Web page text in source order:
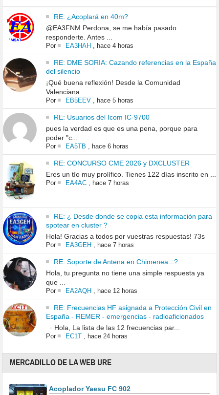
RE: ¿Acoplará en 40m?
@EA3FNM Perdona, se me había pasado
responderte. Antes ...
Por EA3HAH, hace 4 horas
RE: DME SORIA: Cazando referencias en la España
del silencio
¡Qué buena reflexión! Desde la Comunidad
Valenciana...
Por EB5EEV, hace 5 horas
RE: Usuarios del Icom IC-9700
pues la verdad es que es una pena, porque para
poder "c...
Por EA5TB hace 6 horas
RE: CONCURSO CME 2026 y DXCLUSTER
Eres un tío muy prolífico. Tienes 122 días inscrito en ...
Por EA4AC, hace 7 horas
RE: ¿ Desde donde se copia esta información para
spotear en cluster ?
Hola! Gracias a todos por vuestras respuestas! 73s
Por EA3GEH, hace 7 horas
RE: Soporte de Antena en Chimenea...?
Hola, tu pregunta no tiene una simple respuesta ya
que ...
Por EA2AQH, hace 12 horas
RE: Frecuencias HF asignada a Protección Civil en
España - REMER - emergencias - radioaficionados
· Hola, La lista de las 12 frecuencias par...
Por EC1T, hace 24 horas
MERCADILLO DE LA WEB URE
Acoplador Yaesu FC 902